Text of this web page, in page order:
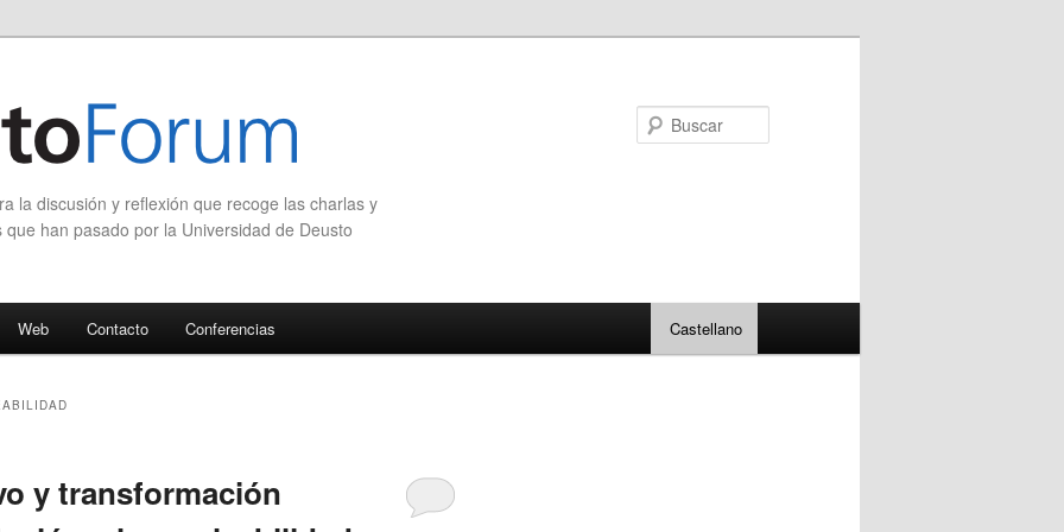
la discusión y reflexión que recoge las charlas y
han pasado por la Universidad de Deusto
Web Contacto Conferencias Castellano
y transformación